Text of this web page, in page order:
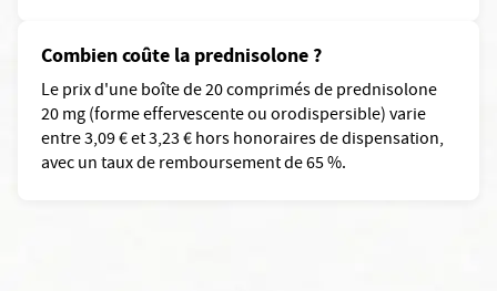
Combien coûte la prednisolone ?
Le prix d'une boîte de 20 comprimés de prednisolone
20 mg (forme effervescente ou orodispersible) varie
entre 3,09 € et 3,23 € hors honoraires de dispensation,
avec un taux de remboursement de 65 %.